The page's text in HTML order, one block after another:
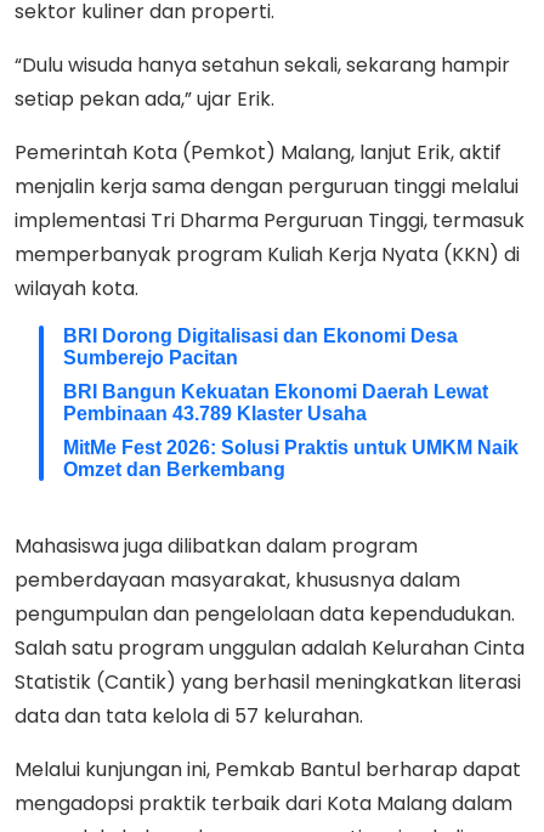
sektor kuliner dan properti.
“Dulu wisuda hanya setahun sekali, sekarang hampir
setiap pekan ada,” ujar Erik.
Pemerintah Kota (Pemkot) Malang, lanjut Erik, aktif
menjalin kerja sama dengan perguruan tinggi melalui
implementasi Tri Dharma Perguruan Tinggi, termasuk
memperbanyak program Kuliah Kerja Nyata (KKN) di
wilayah kota.
BRI Dorong Digitalisasi dan Ekonomi Desa
Sumberejo Pacitan
BRI Bangun Kekuatan Ekonomi Daerah Lewat
Pembinaan 43.789 Klaster Usaha
MitMe Fest 2026: Solusi Praktis untuk UMKM Naik
Omzet dan Berkembang
Mahasiswa juga dilibatkan dalam program
pemberdayaan masyarakat, khususnya dalam
pengumpulan dan pengelolaan data kependudukan.
Salah satu program unggulan adalah Kelurahan Cinta
Statistik (Cantik) yang berhasil meningkatkan literasi
data dan tata kelola di 57 kelurahan.
Melalui kunjungan ini, Pemkab Bantul berharap dapat
mengadopsi praktik terbaik dari Kota Malang dalam